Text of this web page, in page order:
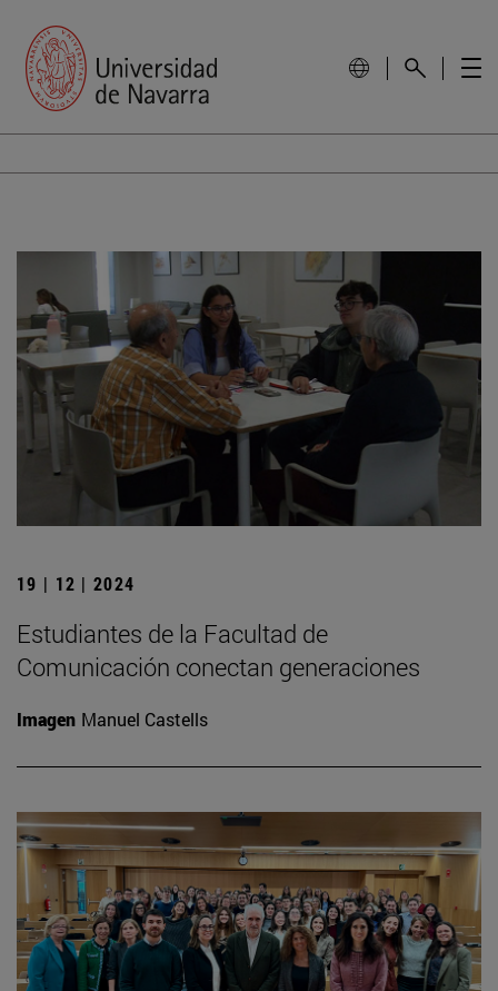
19 | 12 | 2024
Estudiantes de la Facultad de
Comunicación conectan generaciones
Imagen Manuel Castells